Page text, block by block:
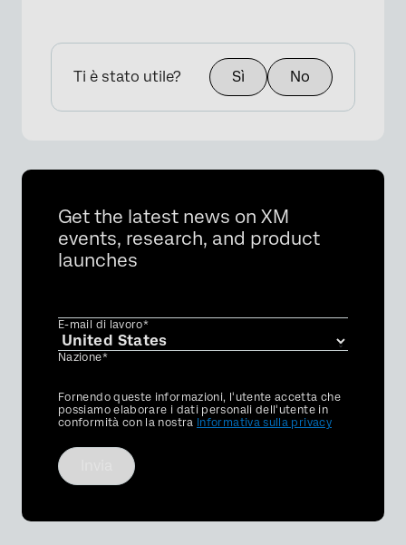
Ti è stato utile? Sì No
Get the latest news on XM
events, research, and product
launches
E-mail di lavoro*
Nazione*
Privacy
Optin
Fornendo queste informazioni, l'utente accetta che
possiamo elaborare i dati personali dell'utente in
conformità con la nostra Informativa sulla privacy